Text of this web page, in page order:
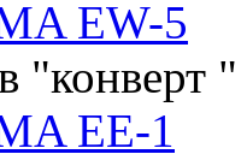
EW-5
"конверт "
EE-1